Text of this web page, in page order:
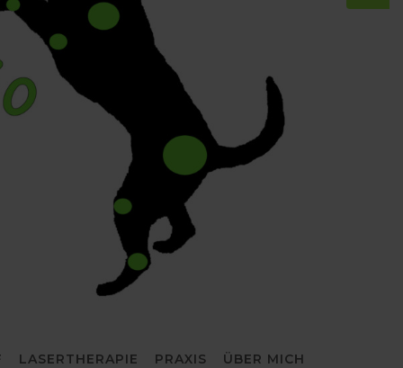
LASERTHERAPIE PRAXIS ÜBER MICH